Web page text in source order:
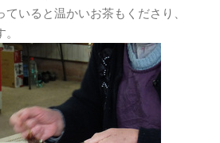
いると温かいお茶もくださり、